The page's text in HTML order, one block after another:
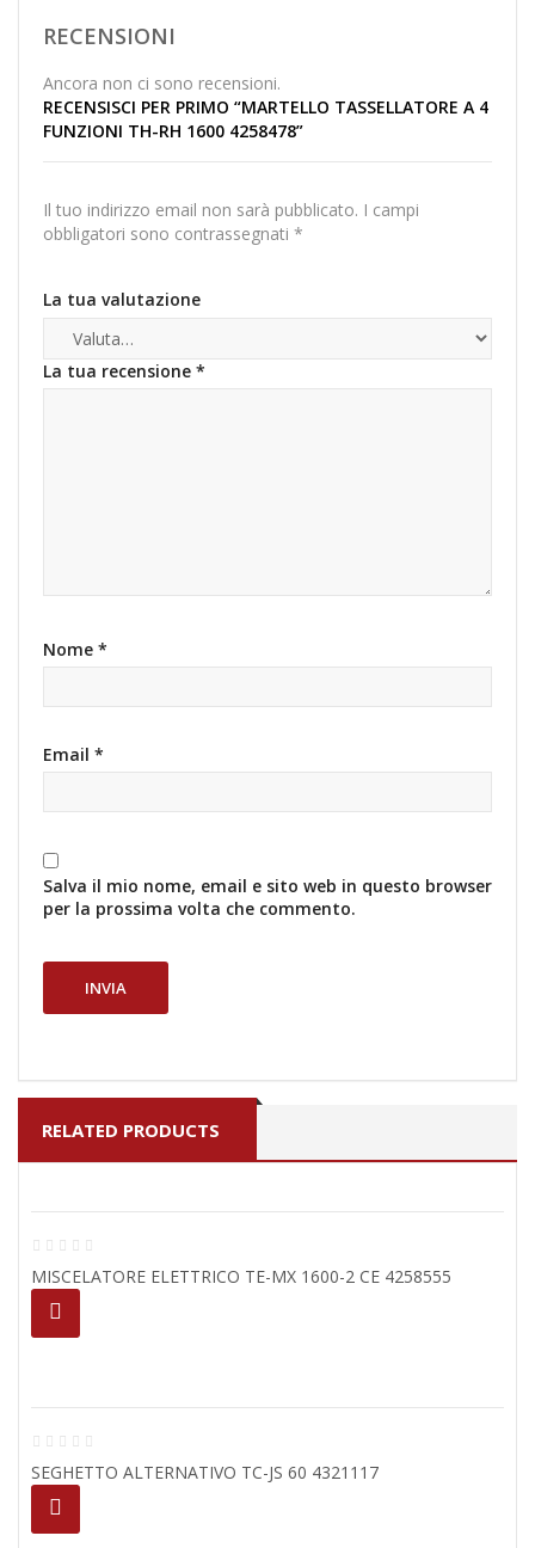
RECENSIONI
Ancora non ci sono recensioni.
RECENSISCI PER PRIMO “MARTELLO TASSELLATORE A 4
FUNZIONI TH-RH 1600 4258478”
Il tuo indirizzo email non sarà pubblicato. I campi
obbligatori sono contrassegnati *
La tua valutazione
La tua recensione *
Nome *
Email *
Salva il mio nome, email e sito web in questo browser
per la prossima volta che commento.
RELATED PRODUCTS
MISCELATORE ELETTRICO TE-MX 1600-2 CE 4258555
SEGHETTO ALTERNATIVO TC-JS 60 4321117